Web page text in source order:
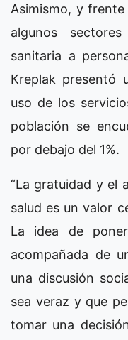
Asimismo, y
algunos
sanitaria a
Kreplak presentó
uso de los
población se
por debajo del 1%.
“La gratuidad y el
salud es un valor
La idea de
acompañada de
una discusión
sea veraz y que
tomar una